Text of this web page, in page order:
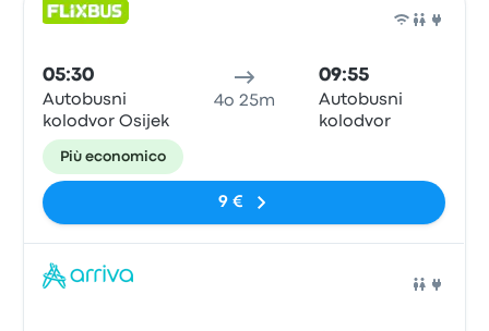
05:30
Autobusni
kolodvor Osijek
4o 25m
09:55
Autobusni
kolodvor
Più economico
9 €